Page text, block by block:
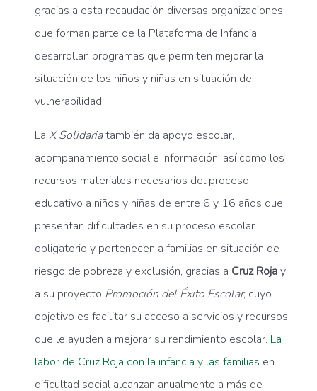
gracias a esta recaudación diversas organizaciones
que forman parte de la Plataforma de Infancia
desarrollan programas que permiten mejorar la
situación de los niños y niñas en situación de
vulnerabilidad.
La X Solidariatambién da apoyo escolar,
acompañamiento social e información, así como los
recursos materiales necesarios del proceso
educativo a niños y niñas de entre 6 y 16 años que
presentan dificultades en su proceso escolar
obligatorio y pertenecen a familias en situación de
riesgo de pobreza y exclusión, gracias a Cruz Rojay
a su proyecto Promoción del Éxito Escolar, cuyo
objetivo es facilitar su acceso a servicios y recursos
que le ayuden a mejorar su rendimiento escolar. La
labor de Cruz Roja con la infancia y las familias en
dificultad social alcanzan anualmente a más de